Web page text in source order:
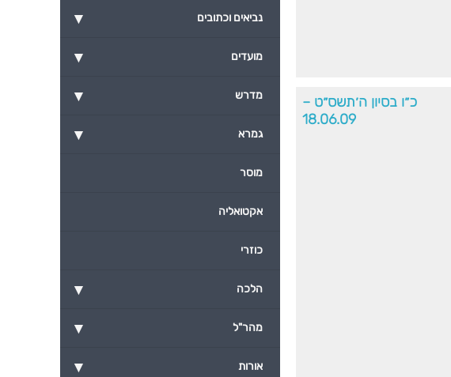
כ״ו בסיון ה׳תשס״ט –
18.06.09
▾ נביאים וכתובים
▾ מועדים
▾ מדרש
▾ גמרא
מוסר
אקטואליה
כוזרי
▾ הלכה
▾ מהר"ל
▾ אורות